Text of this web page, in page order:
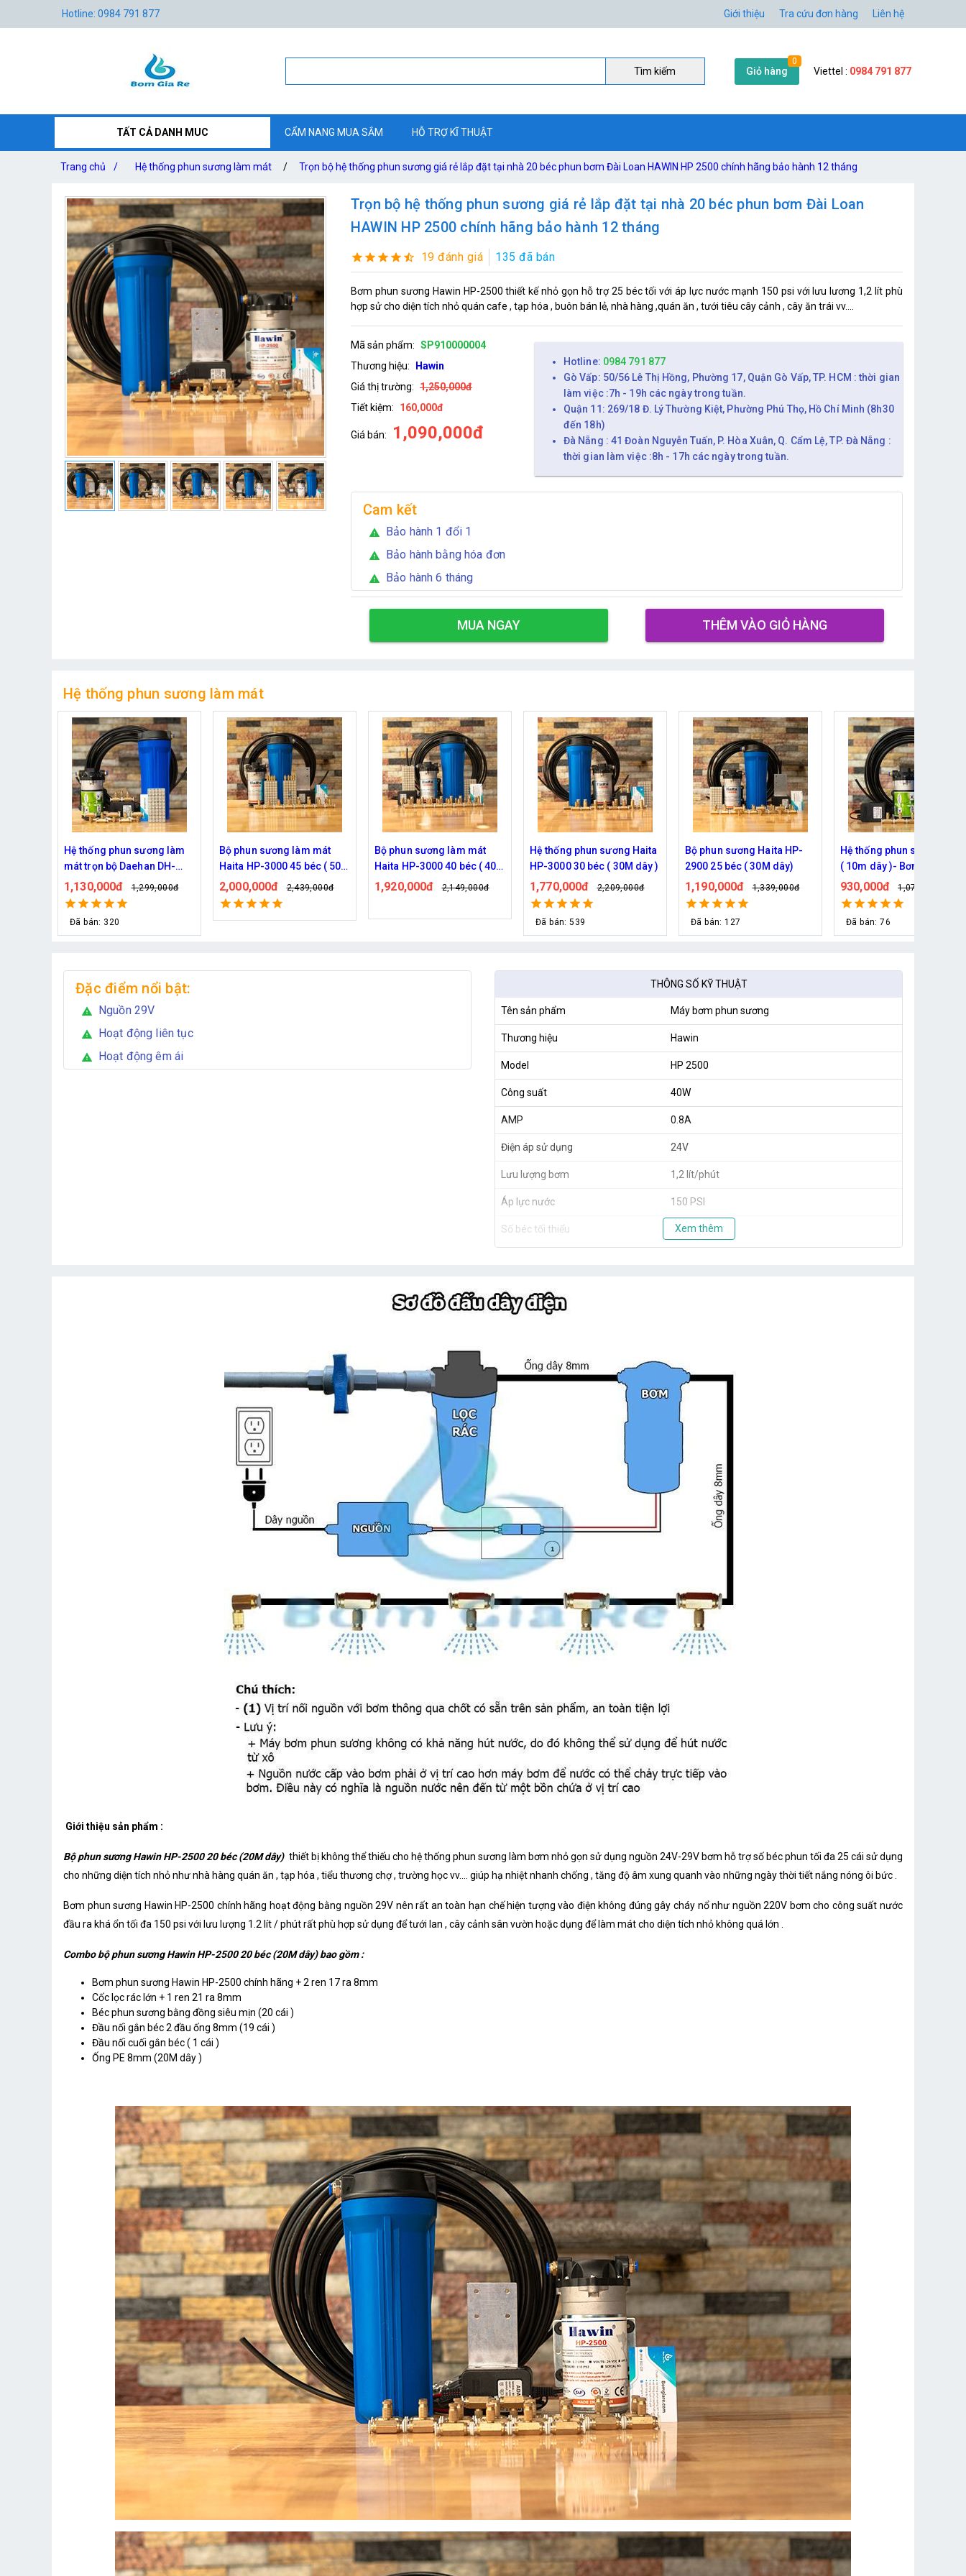
Hotline: 0984 791 877 Giới thiệu Tra cứu đơn hàng Liên hệ
Tìm kiếm Giỏ hàng
0
Viettel : 0984 791 877
TẤT CẢ DANH MUC CẨM NANG MUA SẮM HỖ TRỢ KĨ THUẬT
Trang chủ / Hệ thống phun sương làm mát / Trọn bộ hệ thống phun sương giá rẻ lắp đặt tại nhà 20 béc phun bơm Đài Loan HAWIN HP 2500 chính hãng bảo hành 12 tháng
Trọn bộ hệ thống phun sương giá rẻ lắp đặt tại nhà 20 béc phun bơm Đài Loan
HAWIN HP 2500 chính hãng bảo hành 12 tháng
19 đánh giá 135 đã bán
Bơm phun sương Hawin HP-2500 thiết kế nhỏ gọn hỗ trợ 25 béc tối với áp lực nước mạnh 150 psi với lưu lương 1,2 lít phù
hợp sử cho diện tích nhỏ quán cafe , tạp hóa , buôn bán lẻ, nhà hàng ,quán ăn , tưới tiêu cây cảnh , cây ăn trái vv....
Mã sản phẩm: SP910000004
Thương hiệu:
Hawin
Giá thị trường: 1,250,000đ
Tiết kiệm:
160,000đ
Giá bán: 1,090,000đ
Hotline: 0984 791 877
Gò Vấp: 50/56 Lê Thị Hồng, Phường 17, Quận Gò Vấp, TP. HCM : thời gian
làm việc :7h - 19h các ngày trong tuần.
Quận 11: 269/18 Đ. Lý Thường Kiệt, Phường Phú Thọ, Hồ Chí Minh (8h30
đến 18h)
Đà Nẵng : 41 Đoàn Nguyễn Tuấn, P. Hòa Xuân, Q. Cẩm Lệ, TP. Đà Nẵng :
thời gian làm việc :8h - 17h các ngày trong tuần.
Cam kết
warning Bảo hành 1 đổi 1
warning Bảo hành bằng hóa đơn
warning Bảo hành 6 tháng
MUA NGAY THÊM VÀO GIỎ HÀNG
Hệ thống phun sương làm mát
Bộ phun sương làm mát
Haita HP-3000 45 béc ( 50M
dây )
2,000,000đ 2,439,000đ
Bộ phun sương làm mát
Haita HP-3000 40 béc ( 40M
dây )
1,920,000đ 2,149,000đ
Hệ thống phun sương Haita
HP-3000 30 béc ( 30M dây )
1,770,000đ 2,209,000đ
Đã bán: 539
Bộ phun sương Haita HP-
2900 25 béc ( 30M dây)
1,190,000đ 1,339,000đ
Đã bán: 127
Hệ thống phun sương 5 béc
( 10m dây )- Bơm Hàn Quốc
6017 trọn bộ
930,000đ 1,079,000đ
Đã bán: 76
Bộ phun sương Hawin HP-
2500 5 béc (10M dây)
890,000đ 1,019,000đ
Đã bán: 135
Đặc điểm nổi bật:
warning Nguồn 29V
warning Hoạt động liên tục
warning Hoạt động êm ái
THÔNG SỐ KỸ THUẬT
Tên sản phẩm Máy bơm phun sương
Thương hiệu Hawin
Model HP 2500
Công suất 40W
AMP 0.8A
Điện áp sử dụng 24V
Lưu lượng bơm 1,2 lít/phút
Áp lực nước 150 PSI
Số béc tối thiểu 5
Xuất xứ
Xem thêm
Giới thiệu sản phẩm :
Bộ phun sương Hawin HP-2500 20 béc (20M dây) thiết bị không thể thiếu cho hệ thống phun sương làm bơm nhỏ gọn sử dụng nguồn 24V-29V bơm hỗ trợ số béc phun tối đa 25 cái sử dụng
cho những diện tích nhỏ như nhà hàng quán ăn , tạp hóa , tiểu thương chợ , trường học vv.... giúp hạ nhiệt nhanh chống , tăng độ âm xung quanh vào những ngày thời tiết nắng nóng ôi bức .
Bơm phun sương Hawin HP-2500 chính hãng hoạt động bằng nguồn 29V nên rất an toàn hạn chế hiện tượng vào điện không đúng gây cháy nổ như nguồn 220V bơm cho công suất nước
đầu ra khá ổn tối đa 150 psi với lưu lượng 1.2 lít / phút rất phù hợp sử dụng để tưới lan , cây cảnh sân vườn hoặc dụng để làm mát cho diện tích nhỏ không quá lớn .
Combo bộ phun sương Hawin HP-2500 20 béc (20M dây) bao gồm :
Bơm phun sương Hawin HP-2500 chính hãng + 2 ren 17 ra 8mm
Cốc lọc rác lớn + 1 ren 21 ra 8mm
Béc phun sương bằng đồng siêu mịn (20 cái )
Đầu nối gắn béc 2 đầu ống 8mm (19 cái )
Đầu nối cuối gắn béc ( 1 cái )
Ống PE 8mm (20M dây )